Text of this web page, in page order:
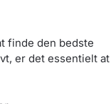
finde den bedste
er det essentielt at